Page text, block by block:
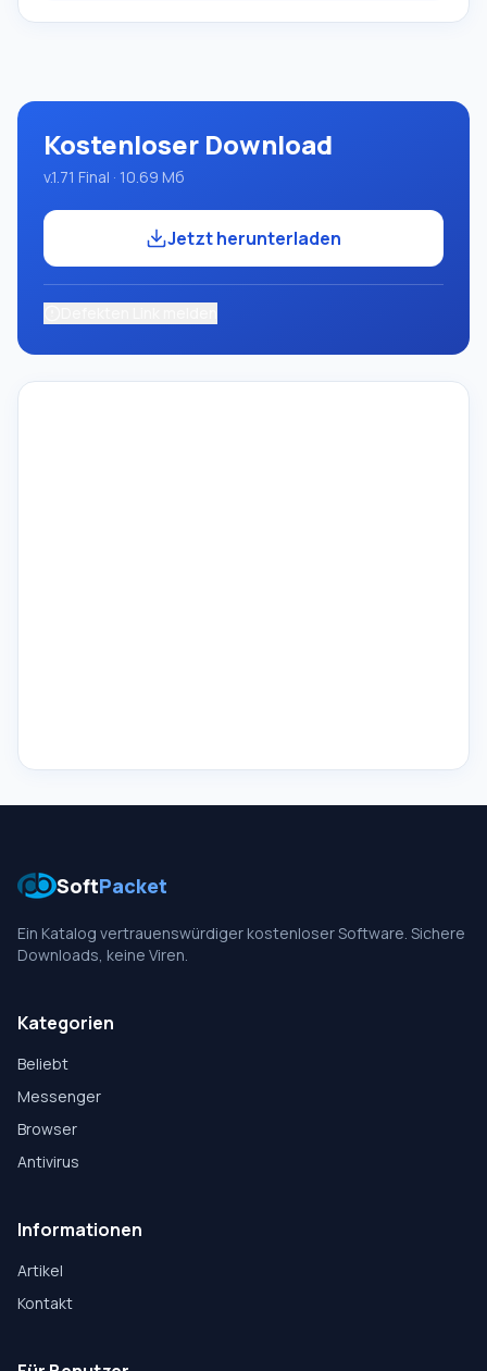
Micros
Kostenloser Download
v.1.71 Final · 10.69 Мб
Jetzt herunterladen
SoftPacket
Ein Katalog vertrauenswürdiger kostenloser Software. Sichere
Downloads, keine Viren.
Kategorien
Beliebt
Messenger
Browser
Antivirus
Informationen
Artikel
Kontakt